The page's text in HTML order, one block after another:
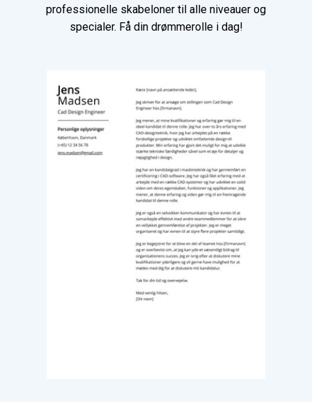
professionelle skabeloner til alle niveauer og
specialer. Få din drømmerolle i dag!